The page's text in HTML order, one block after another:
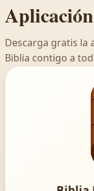
Descarga gratis la
Biblia contigo a